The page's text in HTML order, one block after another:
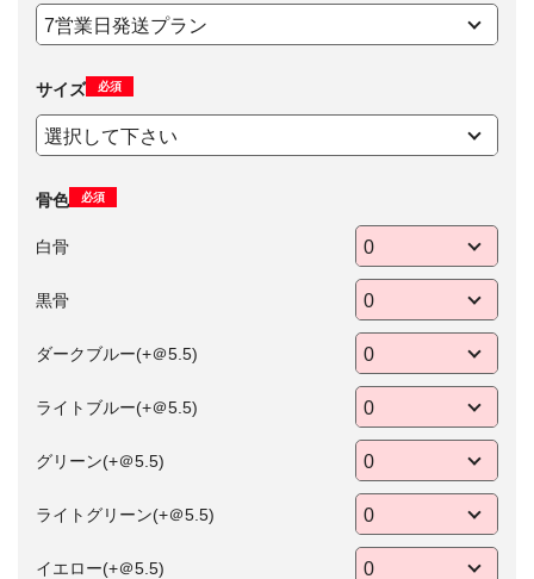
サイズ 必須
骨色 必須
白骨
黒骨
ダークブルー(+＠5.5)
ライトブルー(+＠5.5)
グリーン(+＠5.5)
ライトグリーン(+＠5.5)
イエロー(+＠5.5)